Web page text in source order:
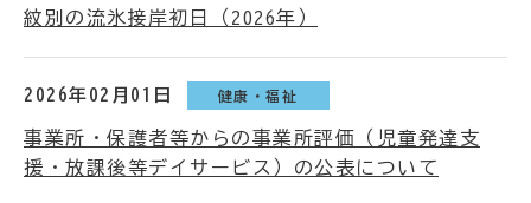
紋別の流氷接岸初日（2026年）
2026年02月01日 健康・福祉
事業所・保護者等からの事業所評価（児童発達支
援・放課後等デイサービス）の公表について